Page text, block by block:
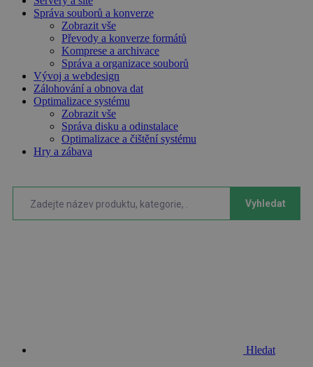
Správa souborů a konverze
Zobrazit vše
Převody a konverze formátů
Komprese a archivace
Správa a organizace souborů
Vývoj a webdesign
Zálohování a obnova dat
Optimalizace systému
Zobrazit vše
Správa disku a odinstalace
Optimalizace a čištění systému
Hry a zábava
Vyhledat
Hledat